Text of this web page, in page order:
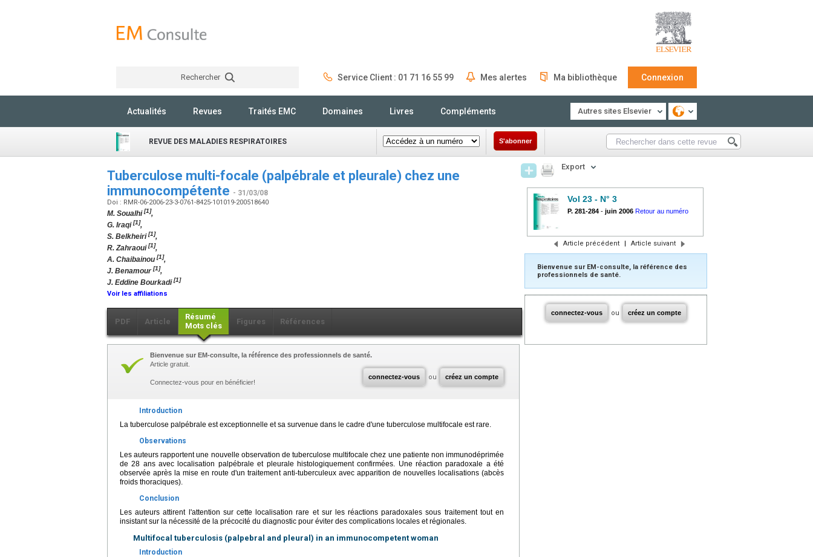
Rechercher Service Client : 01 71 16 55 99 Mes alertes Ma bibliothèque Connexion
Actualités Revues Traités EMC Domaines Livres Compléments Autres sites Elsevier
REVUE DES MALADIES RESPIRATOIRES S'abonner
Tuberculose multi-focale (palpébrale et pleurale) chez une
immunocompétente - 31/03/08
Doi : RMR-06-2006-23-3-0761-8425-101019-200518640
M. Soualhi[1],
G. Iraqi[1],
S. Belkheiri[1],
R. Zahraoui[1],
A. Chaibainou [1],
J. Benamour[1],
J. Eddine Bourkadi[1]
Voir les affiliations
PDF Article
Résumé
Mots clés
Figures Références
connectez-vous ou créez un compte
Bienvenue sur EM-consulte, la référence des professionnels de santé.
Article gratuit.
Connectez-vous pour en bénéficier!
Introduction
La tuberculose palpébrale est exceptionnelle et sa survenue dans le cadre d'une tuberculose multifocale est rare.
Observations
Les auteurs rapportent une nouvelle observation de tuberculose multifocale chez une patiente non immunodéprimée
de 28 ans avec localisation palpébrale et pleurale histologiquement confirmées. Une réaction paradoxale a été
observée après la mise en route d'un traitement anti-tuberculeux avec apparition de nouvelles localisations (abcès
froids thoraciques).
Conclusion
Les auteurs attirent l'attention sur cette localisation rare et sur les réactions paradoxales sous traitement tout en
insistant sur la nécessité de la précocité du diagnostic pour éviter des complications locales et régionales.
Multifocal tuberculosis (palpebral and pleural) in an immunocompetent woman
Introduction
Export
Vol 23 - N° 3
P. 281-284 - juin 2006 Retour au numéro
Article précédent | Article suivant
Bienvenue sur EM-consulte, la référence des
professionnels de santé.
connectez-vous ou créez un compte